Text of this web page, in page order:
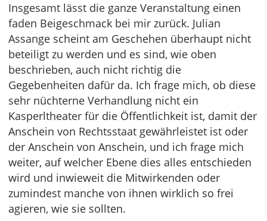
Insgesamt lässt die ganze Veranstaltung einen
faden Beigeschmack bei mir zurück. Julian
Assange scheint am Geschehen überhaupt nicht
beteiligt zu werden und es sind, wie oben
beschrieben, auch nicht richtig die
Gegebenheiten dafür da. Ich frage mich, ob diese
sehr nüchterne Verhandlung nicht ein
Kasperltheater für die Öffentlichkeit ist, damit der
Anschein von Rechtsstaat gewährleistet ist oder
der Anschein von Anschein, und ich frage mich
weiter, auf welcher Ebene dies alles entschieden
wird und inwieweit die Mitwirkenden oder
zumindest manche von ihnen wirklich so frei
agieren, wie sie sollten.